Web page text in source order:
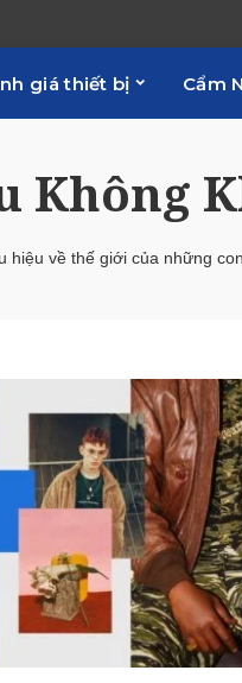
giá thiết bị Cẩm
Không
hiệu về thế giới của những